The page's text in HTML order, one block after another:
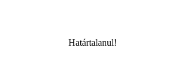
Határtalanul!